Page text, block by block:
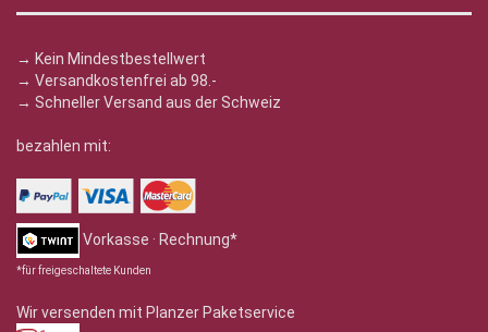
→ Kein Mindestbestellwert
→ Versandkostenfrei ab 98.-
→ Schneller Versand aus der Schweiz
bezahlen mit:
Vorkasse · Rechnung*
*für freigeschaltete Kunden
Wir versenden mit Planzer Paketservice